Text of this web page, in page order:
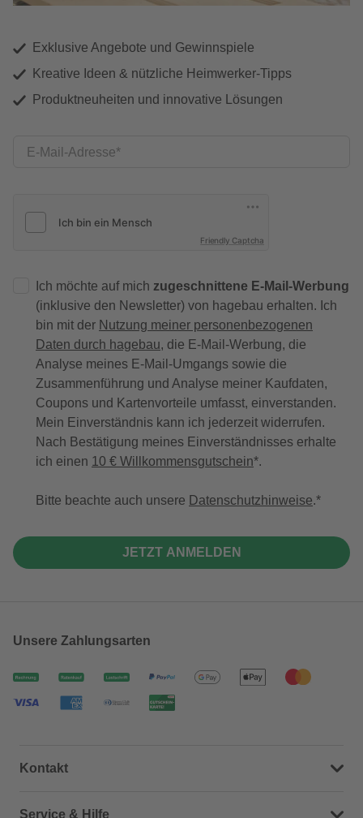
Exklusive Angebote und Gewinnspiele
Kreative Ideen & nützliche Heimwerker-Tipps
Produktneuheiten und innovative Lösungen
E-Mail-Adresse
Friendly Captcha
Ich möchte auf mich zugeschnittene E-Mail-Werbung
(inklusive den Newsletter) von hagebau erhalten. Ich
bin mit der Nutzung meiner personenbezogenen
Daten durch hagebau, die E-Mail-Werbung, die
Analyse meines E-Mail-Umgangs sowie die
Zusammenführung und Analyse meiner Kaufdaten,
Coupons und Kartenvorteile umfasst, einverstanden.
Mein Einverständnis kann ich jederzeit widerrufen.
Nach Bestätigung meines Einverständnisses erhalte
ich einen 10 € Willkommensgutschein*.
Bitte beachte auch unsere Datenschutzhinweise.
JETZT ANMELDEN
Unsere Zahlungsarten
Kontakt
Dein Kontakt zu uns
Service & Hilfe